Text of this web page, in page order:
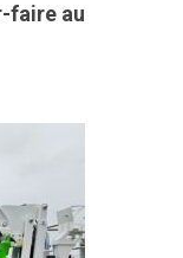
faire au